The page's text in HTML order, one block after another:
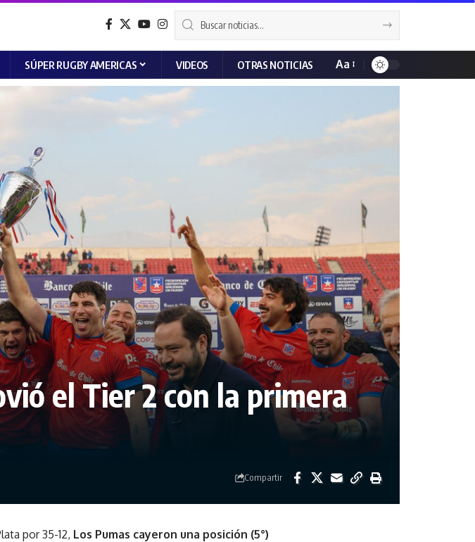
SÚPER RUGBY AMERICAS VIDEOS OTRAS NOTICIAS Aa
el Tier 2 con la primera
Compartir
por 35-12, Los Pumas cayeron una posición (5°)